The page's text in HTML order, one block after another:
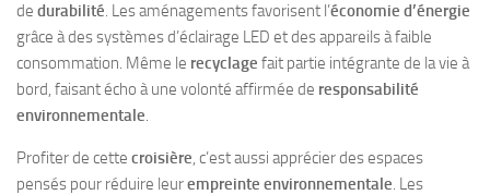
de durabilité. Les aménagements favorisent l’économie d’énergie
grâce à des systèmes d’éclairage LED et des appareils à faible
consommation. Même le recyclage fait partie intégrante de la vie à
bord, faisant écho à une volonté affirmée de responsabilité
environnementale.
Profiter de cette croisière, c’est aussi apprécier des espaces
pensés pour réduire leurempreinte environnementale. Les